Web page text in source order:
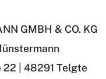
GMBH & CO. KG
| 48291 Telgte